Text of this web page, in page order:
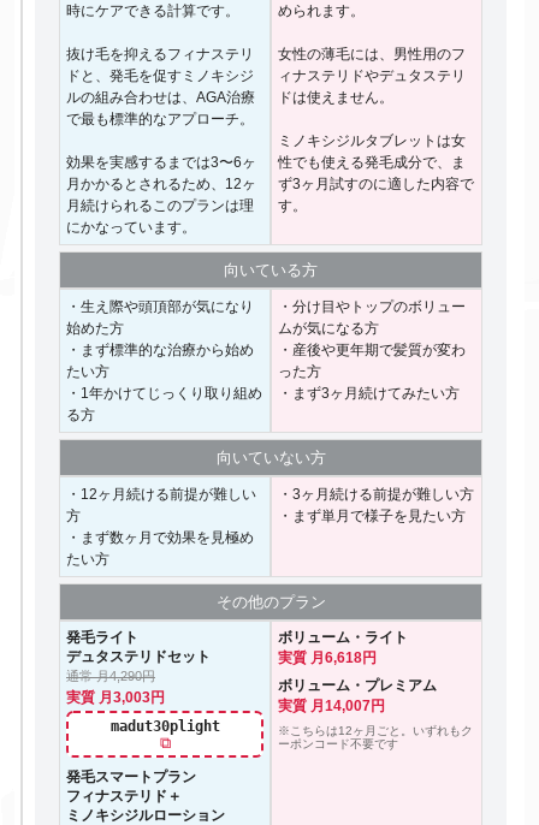
時にケアできる計算です。
抜け毛を抑えるフィナステリ
ドと、発毛を促すミノキシジ
ルの組み合わせは、AGA治療
で最も標準的なアプローチ。
効果を実感するまでは3〜6ヶ
月かかるとされるため、12ヶ
月続けられるこのプランは理
にかなっています。
められます。
女性の薄毛には、男性用のフ
ィナステリドやデュタステリ
ドは使えません。
ミノキシジルタブレットは女
性でも使える発毛成分で、ま
ず3ヶ月試すのに適した内容で
す。
向いている方
・生え際や頭頂部が気になり
始めた方
・まず標準的な治療から始め
たい方
・1年かけてじっくり取り組め
る方
・分け目やトップのボリュー
ムが気になる方
・産後や更年期で髪質が変わ
った方
・まず3ヶ月続けてみたい方
向いていない方
・12ヶ月続ける前提が難しい
方
・まず数ヶ月で効果を見極め
たい方
・3ヶ月続ける前提が難しい方
・まず単月で様子を見たい方
その他のプラン
発毛ライト
デュタステリドセット
通常 月4,290円
実質 月3,003円
madut30plight
⧉
発毛スマートプラン
フィナステリド＋
ミノキシジルローション
ボリューム・ライト
実質 月6,618円
ボリューム・プレミアム
実質 月14,007円
※こちらは12ヶ月ごと。いずれもク
ーポンコード不要です